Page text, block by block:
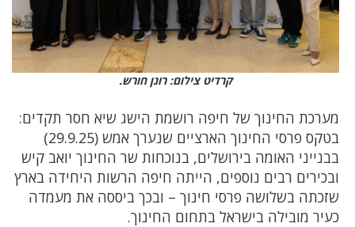
קרדיט צילום: רונן חורש.
מערכת החינוך של חיפה רושמת הישג שיא חסר תקדים:
בטקס פרסי החינוך הארציים שנערך אמש (29.9.25)
בבנייני האומה בירושלים, בנוכחות שר החינוך יואב קיש
ובכירים רבים נוספים, הייתה חיפה הרשות היחידה בארץ
שזכתה בשלושה פרסי חינוך – ובכך ביססה את מעמדה
כעיר מובילה בישראל בתחום החינוך.